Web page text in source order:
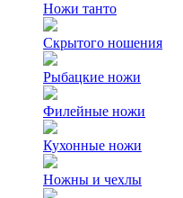
Ножи танто
Скрытого ношения
Рыбацкие ножи
Филейные ножи
Кухонные ножи
Ножны и чехлы